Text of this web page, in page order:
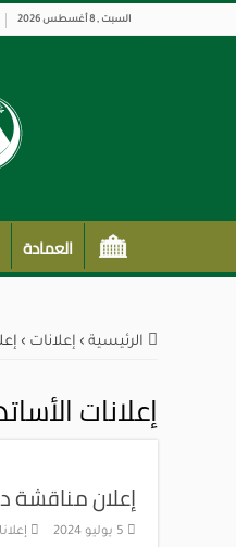
السبت , 8 أغسطس 2026
العمادة
الرئيسية › إعلانات ›
إعلانات
إعلان مناقشة
5 يوليو 2024